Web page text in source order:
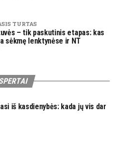
TURTAS
– tik paskutinis etapas: kas
sėkmę lenktynėse ir NT
iš kasdienybės: kada jų vis dar